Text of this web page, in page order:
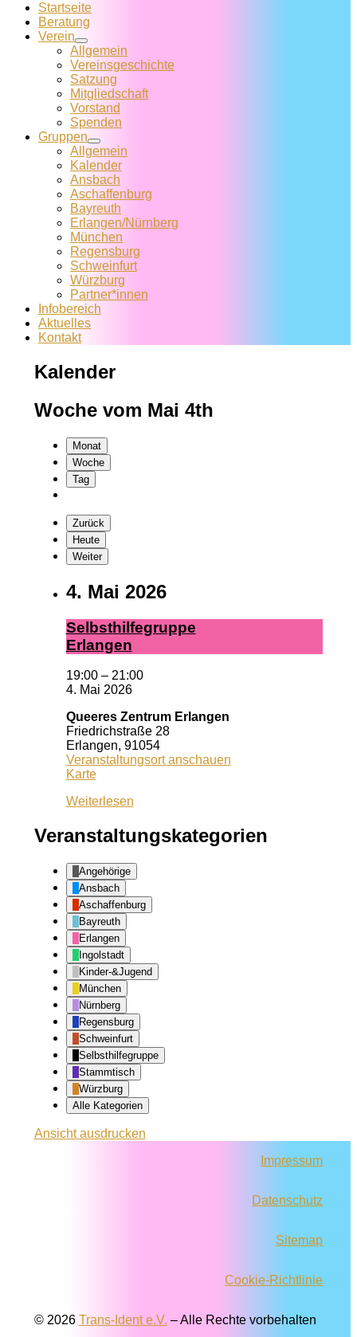
Startseite
Beratung
Verein
Allgemein
Vereins­geschichte
Satzung
Mitglied­schaft
Vorstand
Spenden
Gruppen
Allgemein
Kalender
Ansbach
Aschaffenburg
Bayreuth
Erlangen/Nürnberg
München
Regensburg
Schweinfurt
Würzburg
Partner*innen
Infobereich
Aktuelles
Kontakt
Kalender
Woche vom Mai 4th
Monat
Woche
Tag
Zurück
Heute
Weiter
4. Mai 2026
Selbst­hil­fe­grup­pe
Er­lan­gen
19:00 – 21:00
4. Mai 2026
Queeres Zentrum Erlangen
Friedrichstraße 28
Erlangen, 91054
Veranstaltungsort anschauen
KarteQueeres
Erlangen
Weiterlesen
Veranstaltungskategorien
Angehörige
Ansbach
Aschaffenburg
Bayreuth
Erlangen
Ingolstadt
Kinder-&Jugend
München
Nürnberg
Regensburg
Schweinfurt
Selbsthilfegruppe
Stammtisch
Würzburg
Alle Kategorien
Ansichtausdrucken
Impressum
Datenschutz
Sitemap
Cookie-Richtlinie
© 2026 Trans-Ident e.V. – Alle Rechte vorbehalten